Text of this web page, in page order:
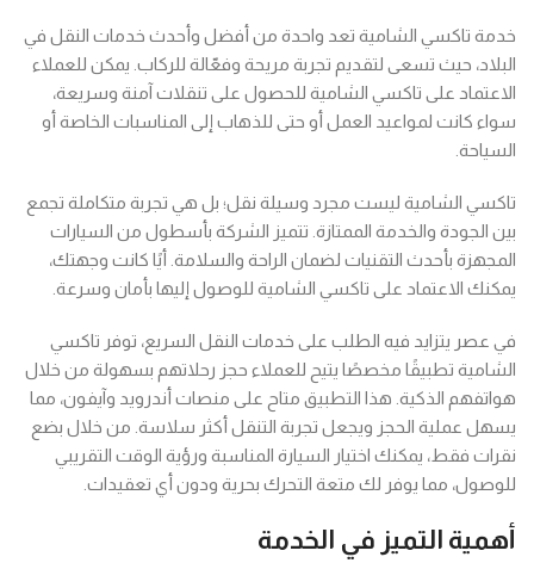
خدمة تاكسي الشامية تعد واحدة من أفضل وأحدث خدمات النقل في
البلاد، حيث تسعى لتقديم تجربة مريحة وفعّالة للركاب. يمكن للعملاء
الاعتماد على تاكسي الشامية للحصول على تنقلات آمنة وسريعة،
سواء كانت لمواعيد العمل أو حتى للذهاب إلى المناسبات الخاصة أو
السياحة.
تاكسي الشامية ليست مجرد وسيلة نقل؛ بل هي تجربة متكاملة تجمع
بين الجودة والخدمة الممتازة. تتميز الشركة بأسطول من السيارات
المجهزة بأحدث التقنيات لضمان الراحة والسلامة. أيًا كانت وجهتك،
يمكنك الاعتماد على تاكسي الشامية للوصول إليها بأمان وسرعة.
في عصر يتزايد فيه الطلب على خدمات النقل السريع، توفر تاكسي
الشامية تطبيقًا مخصصًا يتيح للعملاء حجز رحلاتهم بسهولة من خلال
هواتفهم الذكية. هذا التطبيق متاح على منصات أندرويد وآيفون، مما
يسهل عملية الحجز ويجعل تجربة التنقل أكثر سلاسة. من خلال بضع
نقرات فقط، يمكنك اختيار السيارة المناسبة ورؤية الوقت التقريبي
للوصول، مما يوفر لك متعة التحرك بحرية ودون أي تعقيدات.
أهمية التميز في الخدمة